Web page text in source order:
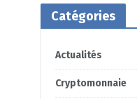
Catégories
Actualités
Cryptomonnaie